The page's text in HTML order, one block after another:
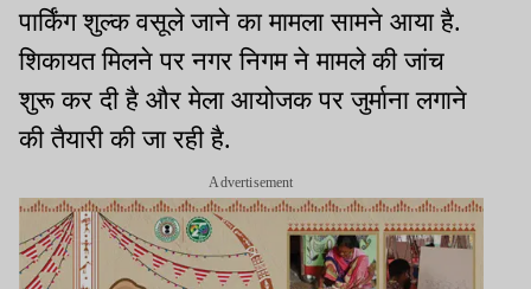
पार्किंग शुल्क वसूले जाने का मामला सामने आया है.
शिकायत मिलने पर नगर निगम ने मामले की जांच
शुरू कर दी है और मेला आयोजक पर जुर्माना लगाने
की तैयारी की जा रही है.
Advertisement